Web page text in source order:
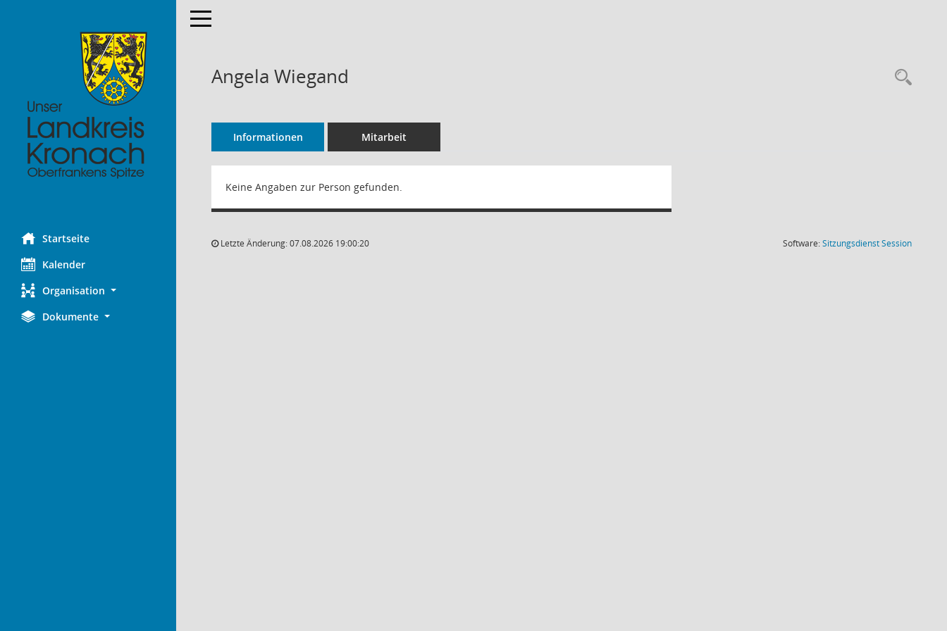
Startseite
Kalender
Organisation
Dokumente
Toggle navigation
Angela Wiegand
Informationen Mitarbeit
Keine Angaben zur Person gefunden.
Letzte Änderung: 07.08.2026 19:00:20 Software:SitzungsdienstSession(Wird in